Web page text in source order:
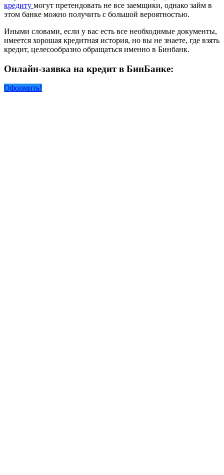
кредиту могут претендовать не все заемщики, однако займ в
этом банке можно получить с большой вероятностью.
Иными словами, если у вас есть все необходимые документы,
имеется хорошая кредитная история, но вы не знаете, где взять
кредит, целесообразно обращаться именно в Бинбанк.
Онлайн-заявка на кредит в БинБанке:
Оформить!